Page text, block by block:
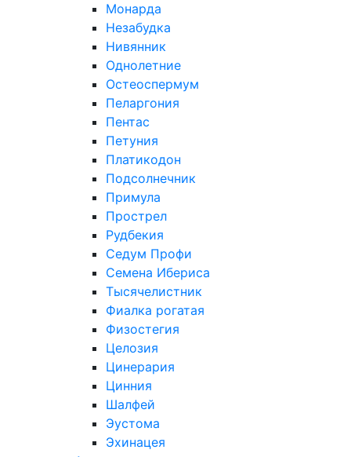
Монарда
Незабудка
Нивянник
Однолетние
Остеоспермум
Пеларгония
Пентас
Петуния
Платикодон
Подсолнечник
Примула
Прострел
Рудбекия
Седум Профи
Семена Ибериса
Тысячелистник
Фиалка рогатая
Физостегия
Целозия
Цинерария
Цинния
Шалфей
Эустома
Эхинацея